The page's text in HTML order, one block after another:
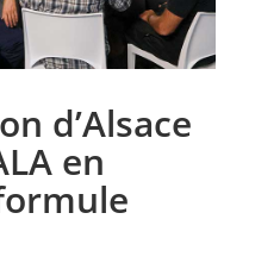
d’Alsace
en